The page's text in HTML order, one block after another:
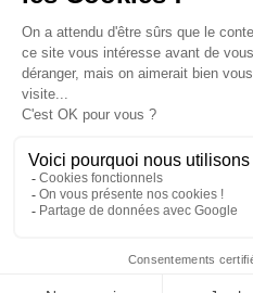
Une solution pour raccrocher
© 2026 - Côté Formations - par
Menu Pied de page
Mentions Légales
Politique de confidentialité